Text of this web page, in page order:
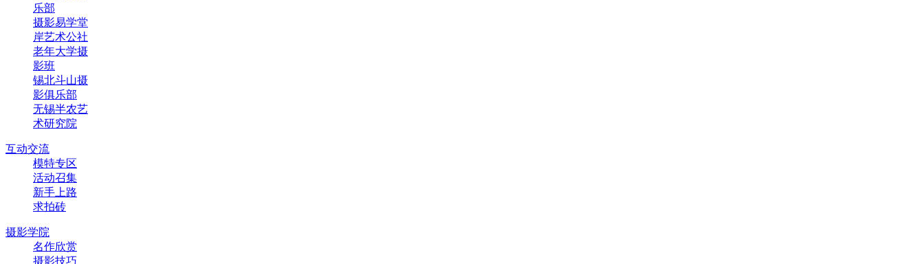
乐部
摄影易学堂
岸艺术公社
老年大学摄
影班
锡北斗山摄
影俱乐部
无锡半农艺
术研究院
互动交流
模特专区
活动召集
新手上路
求拍砖
摄影学院
名作欣赏
摄影技巧